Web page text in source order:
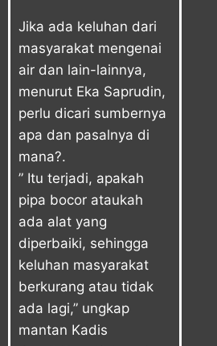
Jika ada keluhan dari
masyarakat mengenai
air dan lain-lainnya,
menurut Eka Saprudin,
perlu dicari sumbernya
apa dan pasalnya di
mana?.
” Itu terjadi, apakah
pipa bocor ataukah
ada alat yang
diperbaiki, sehingga
keluhan masyarakat
berkurang atau tidak
ada lagi,” ungkap
mantan Kadis